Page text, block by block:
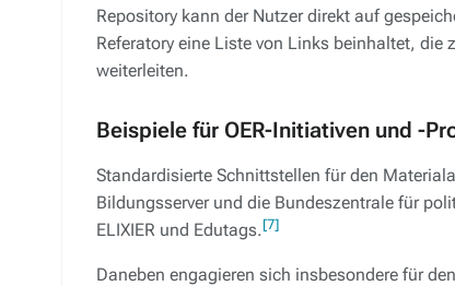
Repository kann der Nutzer direkt auf
Referatory eine Liste von Links beinhaltet, die
weiterleiten.
Beispiele für OER-Initiativen und -
Standardisierte Schnittstellen für den
Bildungsserver und die Bundeszentrale für
ELIXIER und Edutags.[7]
Daneben engagieren sich insbesondere für